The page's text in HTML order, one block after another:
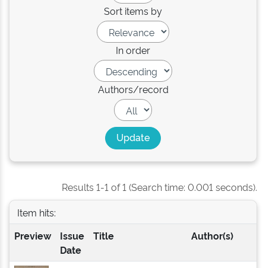
Sort items by
In order
Authors/record
Results 1-1 of 1 (Search time: 0.001 seconds).
Item hits:
Preview
Issue
Date
Title Author(s)